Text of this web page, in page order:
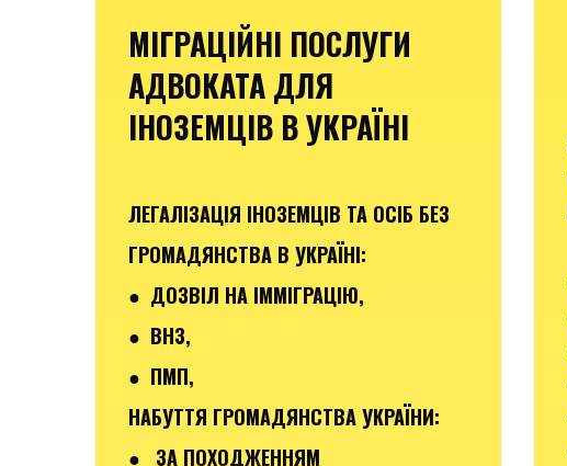
МІГРАЦІЙНІ ПОСЛУГИ
АДВОКАТА ДЛЯ
ІНОЗЕМЦІВ В УКРАЇНІ
ЛЕГАЛІЗАЦІЯ ІНОЗЕМЦІВ ТА ОСІБ БЕЗ
ГРОМАДЯНСТВА В УКРАЇНІ:
● ДОЗВІЛ НА ІММІГРАЦІЮ,
● ВНЗ,
● ПМП,
НАБУТТЯ ГРОМАДЯНСТВА УКРАЇНИ:
● ЗА ПОХОДЖЕННЯМ